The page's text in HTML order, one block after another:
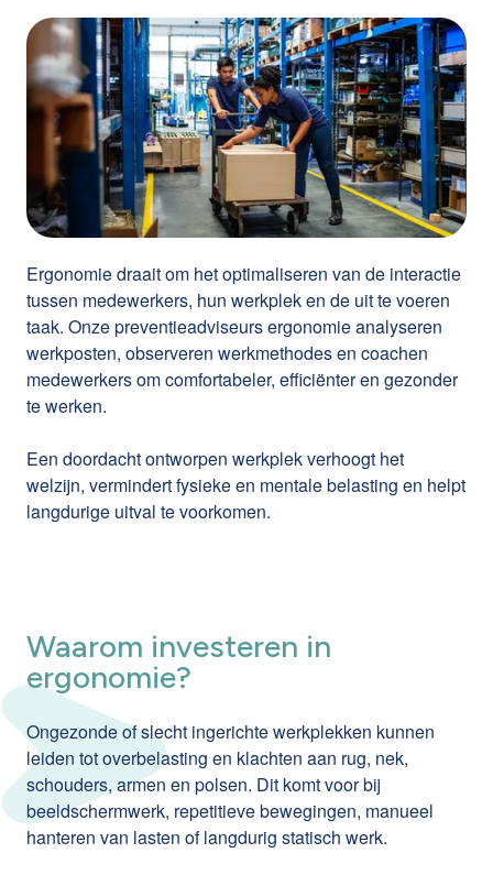
Ergonomie draait om het optimaliseren van de interactie
tussen medewerkers, hun werkplek en de uit te voeren
taak. Onze preventieadviseurs ergonomie analyseren
werkposten, observeren werkmethodes en coachen
medewerkers om comfortabeler, efficiënter en gezonder
te werken.
Een doordacht ontworpen werkplek verhoogt het
welzijn, vermindert fysieke en mentale belasting en helpt
langdurige uitval te voorkomen.
Waarom investeren in
ergonomie?
Ongezonde of slecht ingerichte werkplekken kunnen
leiden tot overbelasting en klachten aan rug, nek,
schouders, armen en polsen. Dit komt voor bij
beeldschermwerk, repetitieve bewegingen, manueel
hanteren van lasten of langdurig statisch werk.